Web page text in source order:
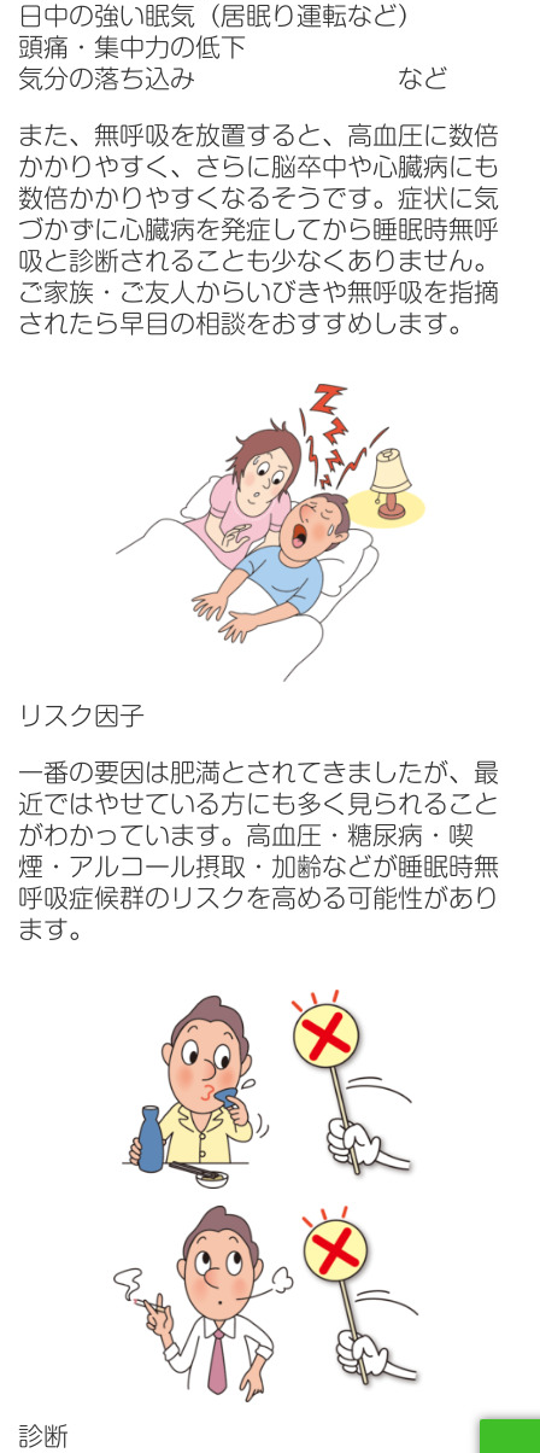
日中の強い眠気（居眠り運転など）
頭痛・集中力の低下
気分の落ち込み など
また、無呼吸を放置すると、高血圧に数倍
かかりやすく、さらに脳卒中や心臓病にも
数倍かかりやすくなるそうです。症状に気
づかずに心臓病を発症してから睡眠時無呼
吸と診断されることも少なくありません。
ご家族・ご友人からいびきや無呼吸を指摘
されたら早目の相談をおすすめします。
リスク因子
一番の要因は肥満とされてきましたが、最
近ではやせている方にも多く見られること
がわかっています。高血圧・糖尿病・喫
煙・アルコール摂取・加齢などが睡眠時無
呼吸症候群のリスクを高める可能性があり
ます。
診断